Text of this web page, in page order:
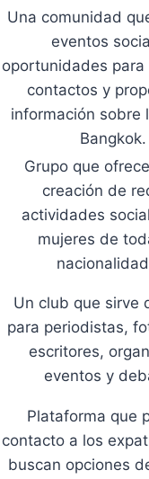
Una comunidad
eventos
oportunidades
contactos y
información sobre
Bangkok.
Grupo que
creación de
actividades
mujeres de
Un club que sirve
para periodistas,
escritores,
eventos y
Plataforma que
contacto a los
buscan opciones